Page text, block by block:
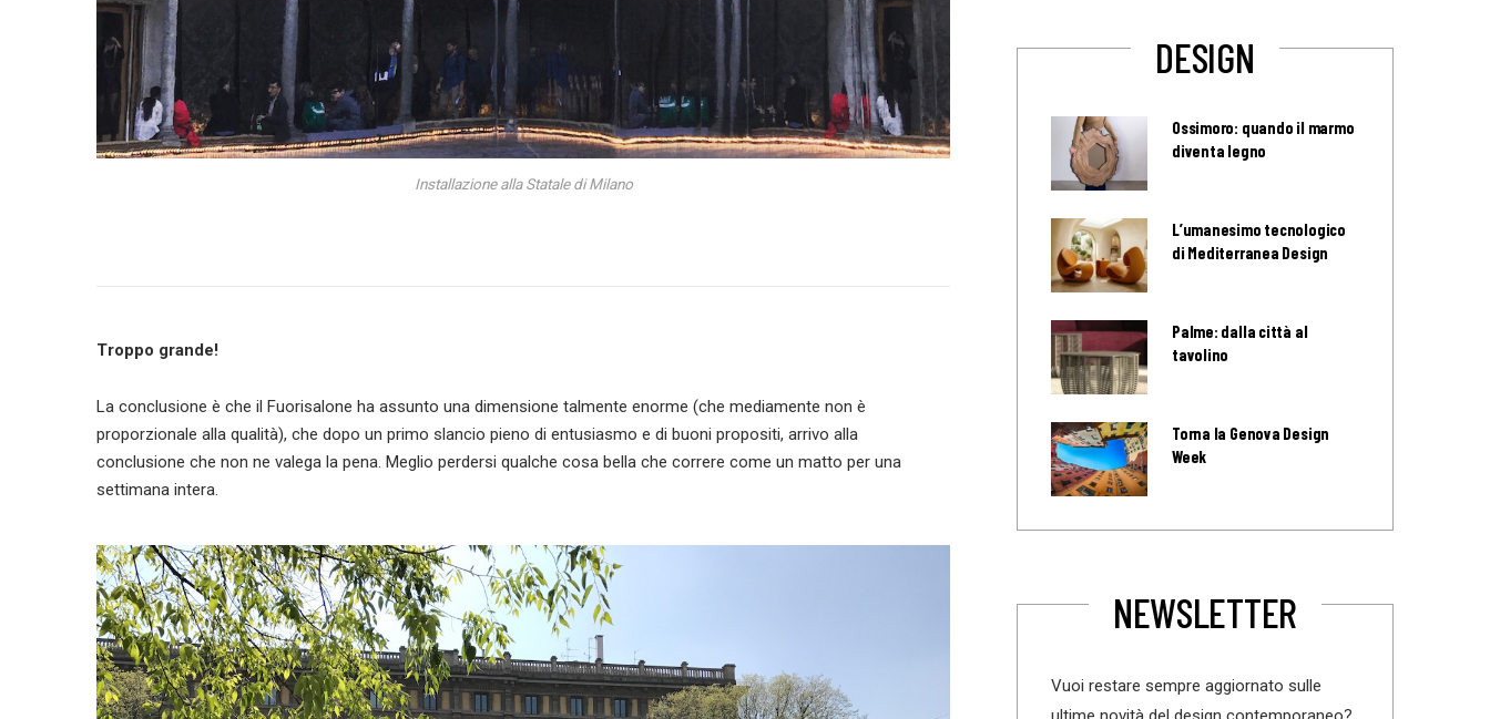
Installazione alla Statale di Milano
Troppo grande!
La conclusione è che il Fuorisalone ha assunto una dimensione talmente enorme (che mediamente non è
proporzionale alla qualità), che dopo un primo slancio pieno di entusiasmo e di buoni propositi, arrivo alla
conclusione che non ne valega la pena. Meglio perdersi qualche cosa bella che correre come un matto per una
settimana intera.
DESIGN
Ossimoro: quando il marmo
diventa legno
L’umanesimo tecnologico
di Mediterranea Design
Palme: dalla città al
tavolino
Torna la Genova Design
Week
NEWSLETTER
Vuoi restare sempre aggiornato sulle